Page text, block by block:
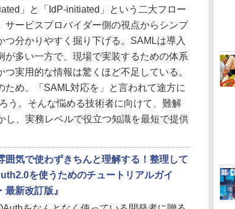
」と「IdP-initiated」という二大フロー
サービスプロバイダー側の視点からシンプ
つ分かりやすく掘り下げる。SAMLは導入
が多い一方で、現場で実装するための体系
つ実用的な情報は驚くほど不足している。
ため、「SAML対応を」と言われて途方に
う。そんな悩める技術者に向けて、難解
し、実務レベルで役立つ知識を最短で提供
囲気で使わずきちんと理解する！整理して
を使うためのチュートリアルガイ
最新改訂版』